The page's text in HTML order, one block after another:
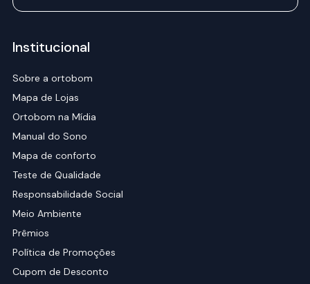
Institucional
Sobre a ortobom
Mapa de Lojas
Ortobom na Mídia
Manual do Sono
Mapa de conforto
Teste de Qualidade
Responsabilidade Social
Meio Ambiente
Prêmios
Política de Promoções
Cupom de Desconto